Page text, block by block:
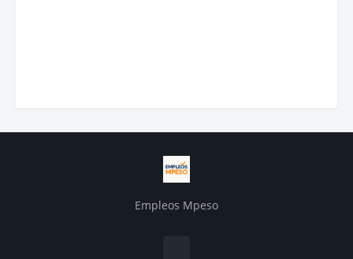
Empleos Mpeso